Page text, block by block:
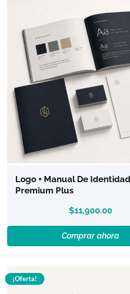
Logo + Manual De Identidad
Premium Plus
$11,900.00
Comprar ahora
¡Oferta!